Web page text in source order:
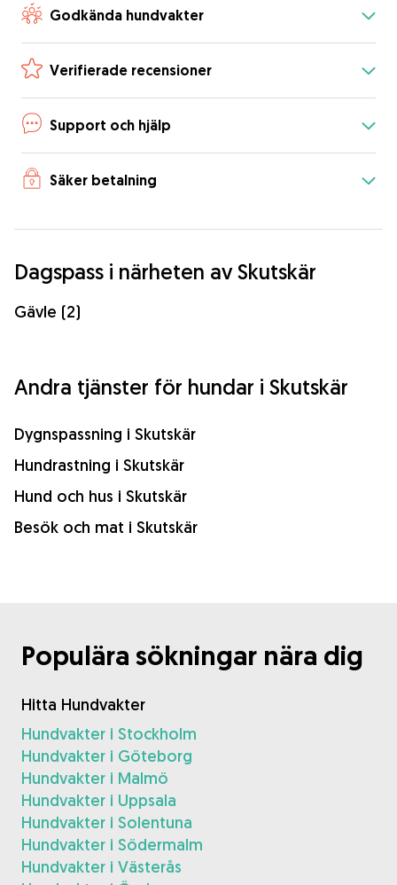
Godkända hundvakter
Verifierade recensioner
Support och hjälp
Säker betalning
Dagspass i närheten av Skutskär
Gävle (2)
Andra tjänster för hundar i Skutskär
Dygnspassning i Skutskär
Hundrastning i Skutskär
Hund och hus i Skutskär
Besök och mat i Skutskär
Populära sökningar nära dig
Hitta Hundvakter
Hundvakter i Stockholm
Hundvakter i Göteborg
Hundvakter i Malmö
Hundvakter i Uppsala
Hundvakter i Solentuna
Hundvakter i Södermalm
Hundvakter i Västerås